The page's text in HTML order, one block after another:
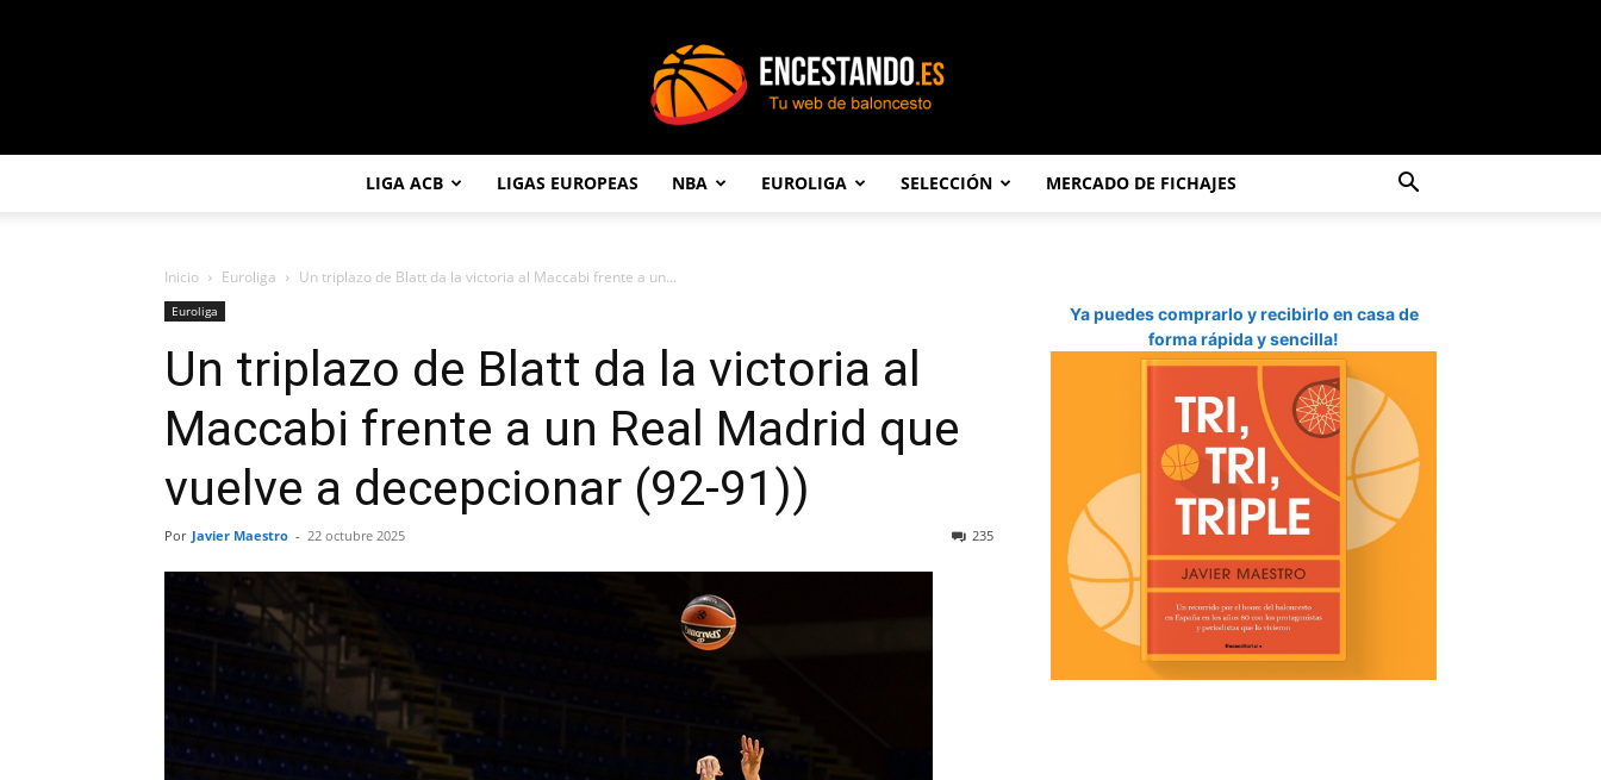
LIGA ACB LIGAS EUROPEAS NBA EUROLIGA SELECCIÓN MERCADO DE FICHAJES
Inicio Euroliga Un triplazo de Blatt da la victoria al Maccabi frente a un...
Euroliga
Un triplazo de Blatt da la victoria al
Maccabi frente a un Real Madrid que
vuelve a decepcionar (92-91))
Por Javier Maestro - 22 octubre 2025 235
Ya puedes comprarlo y recibirlo en casa de
forma rápida y sencilla!